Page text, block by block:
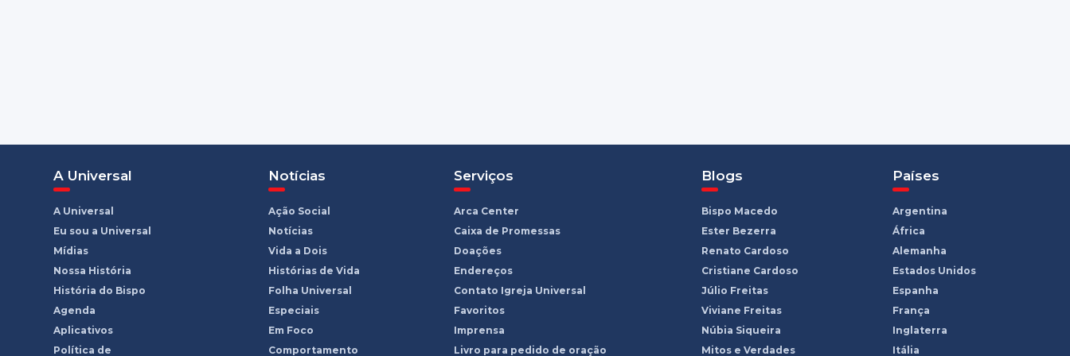
A Universal
A Universal
Eu sou a Universal
Mídias
Nossa História
História do Bispo
Agenda
Aplicativos
Política de
Notícias
Ação Social
Notícias
Vida a Dois
Histórias de Vida
Folha Universal
Especiais
Em Foco
Comportamento
Serviços
Arca Center
Caixa de Promessas
Doações
Endereços
Contato Igreja Universal
Favoritos
Imprensa
Livro para pedido de oração
Blogs
Bispo Macedo
Ester Bezerra
Renato Cardoso
Cristiane Cardoso
Júlio Freitas
Viviane Freitas
Núbia Siqueira
Mitos e Verdades
Países
Argentina
África
Alemanha
Estados Unidos
Espanha
França
Inglaterra
Itália